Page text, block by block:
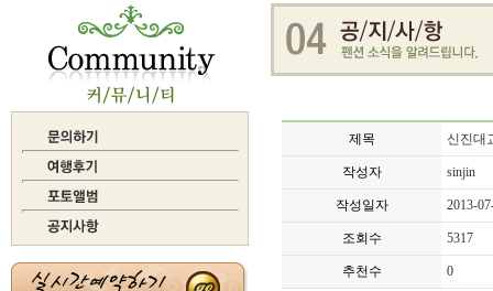
제목 신진대
작성자 sinjin
작성일자 2013-
조회수 5317
추천수 0